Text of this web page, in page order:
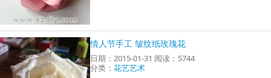
情人节手工 皱纹纸玫瑰花
日期：2015-01-31 阅读：5744
分类：花艺艺术